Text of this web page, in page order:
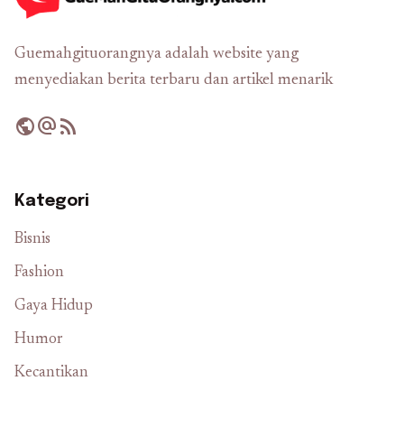
Guemahgituorangnya adalah website yang
menyediakan berita terbaru dan artikel menarik
publicalternate_emailrss_feed
Kategori
Bisnis
Fashion
Gaya Hidup
Humor
Kecantikan